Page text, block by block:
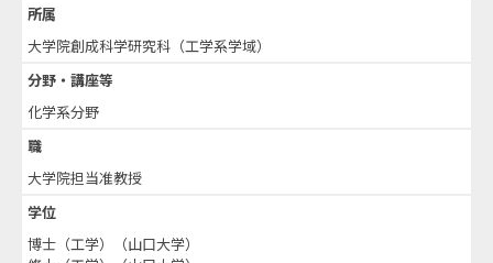
所属
大学院創成科学研究科（工学系学域）
分野・講座等
化学系分野
職
大学院担当准教授
学位
博士（工学）（山口大学）